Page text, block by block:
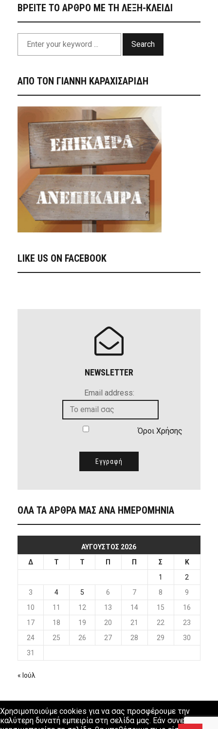
ΒΡΕΙΤΕ ΤΟ ΑΡΘΡΟ ΜΕ ΤΗ ΛΕΞΗ-ΚΛΕΙΔΙ
Search
ΑΠΟ ΤΟΝ ΓΙΑΝΝΗ ΚΑΡΑΧΙΣΑΡΙΔΗ
LIKE US ON FACEBOOK
NEWSLETTER
Email address:
Όροι Χρήσης
ΟΛΑ ΤΑ ΑΡΘΡΑ ΜΑΣ ΑΝΑ ΗΜΕΡΟΜΗΝΙΑ
ΑΎΓΟΥΣΤΟΣ 2026
Δ
Τ Τ Π Π Σ
Κ
1
2
3
4 5 6 7 8
9
10
11 12 13 14 15
16
17
18 19 20 21 22
23
24
25 26 27 28 29
30
31
« Ιούλ
Χρησιμοποιούμε cookies για να σας προσφέρουμε την
καλύτερη δυνατή εμπειρία στη σελίδα μας. Εάν συνεχίσετε να